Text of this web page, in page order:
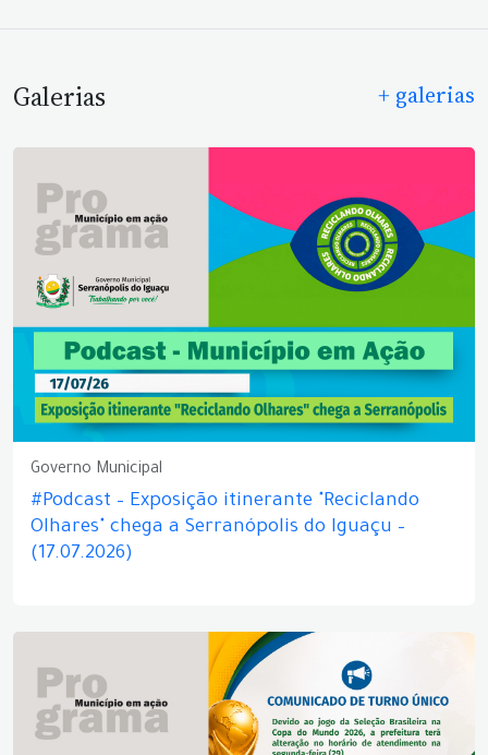
Galerias + galerias
Governo Municipal
#Podcast – Exposição itinerante "Reciclando
Olhares" chega a Serranópolis do Iguaçu –
(17.07.2026)